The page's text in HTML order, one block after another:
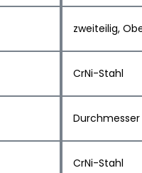
zweiteilig,
CrNi-Stahl
CrNi-Stahl